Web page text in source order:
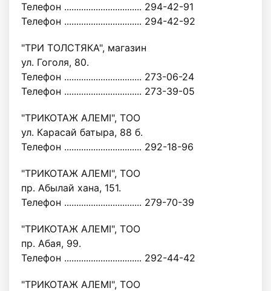
Телефон ................................ 294-42-91
Телефон ................................ 294-42-92
"ТРИ ТОЛСТЯКА", магазин
ул. Гоголя, 80.
Телефон ................................ 273-06-24
Телефон ................................ 273-39-05
"ТРИКОТАЖ АЛЕМІ", ТОО
ул. Карасай батыра, 88 б.
Телефон ................................ 292-18-96
"ТРИКОТАЖ АЛЕМІ", ТОО
пр. Абылай хана, 151.
Телефон ................................ 279-70-39
"ТРИКОТАЖ АЛЕМІ", ТОО
пр. Абая, 99.
Телефон ................................ 292-44-42
"ТРИКОТАЖ АЛЕМІ", ТОО